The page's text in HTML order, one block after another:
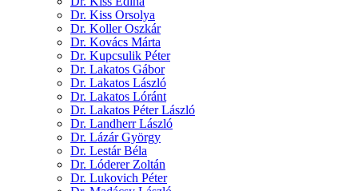
Dr. Kiss Orsolya
Dr. Koller Oszkár
Dr. Kovács Márta
Dr. Kupcsulik Péter
Dr. Lakatos Gábor
Dr. Lakatos László
Dr. Lakatos Lóránt
Dr. Lakatos Péter László
Dr. Landherr László
Dr. Lázár György
Dr. Lestár Béla
Dr. Lóderer Zoltán
Dr. Lukovich Péter